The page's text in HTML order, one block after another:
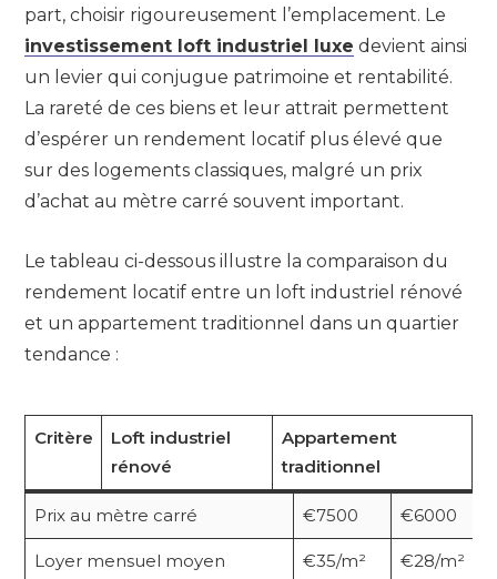
part, choisir rigoureusement l’emplacement. Le
investissement loft industriel luxe devient ainsi
un levier qui conjugue patrimoine et rentabilité.
La rareté de ces biens et leur attrait permettent
d’espérer un rendement locatif plus élevé que
sur des logements classiques, malgré un prix
d’achat au mètre carré souvent important.
Le tableau ci-dessous illustre la comparaison du
rendement locatif entre un loft industriel rénové
et un appartement traditionnel dans un quartier
tendance :
Critère
Loft industriel
rénové
Appartement
traditionnel
Prix au mètre carré €7500 €6000
Loyer mensuel moyen €35/m² €28/m²